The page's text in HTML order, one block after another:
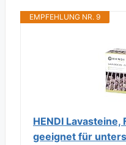
EMPFEHLUNG NR. 9
HENDI Lavasteine,
geeignet für